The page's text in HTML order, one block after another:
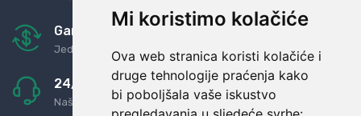
Mi koristimo kolačiće
Ova web stranica koristi kolačiće i
druge tehnologije praćenja kako
bi poboljšala vaše iskustvo
Garancija u povrat novaca
Jednostavno pravilo: Roba za novac
24/7 odlična podrška
Naši agenti uvijek na raspolaganju